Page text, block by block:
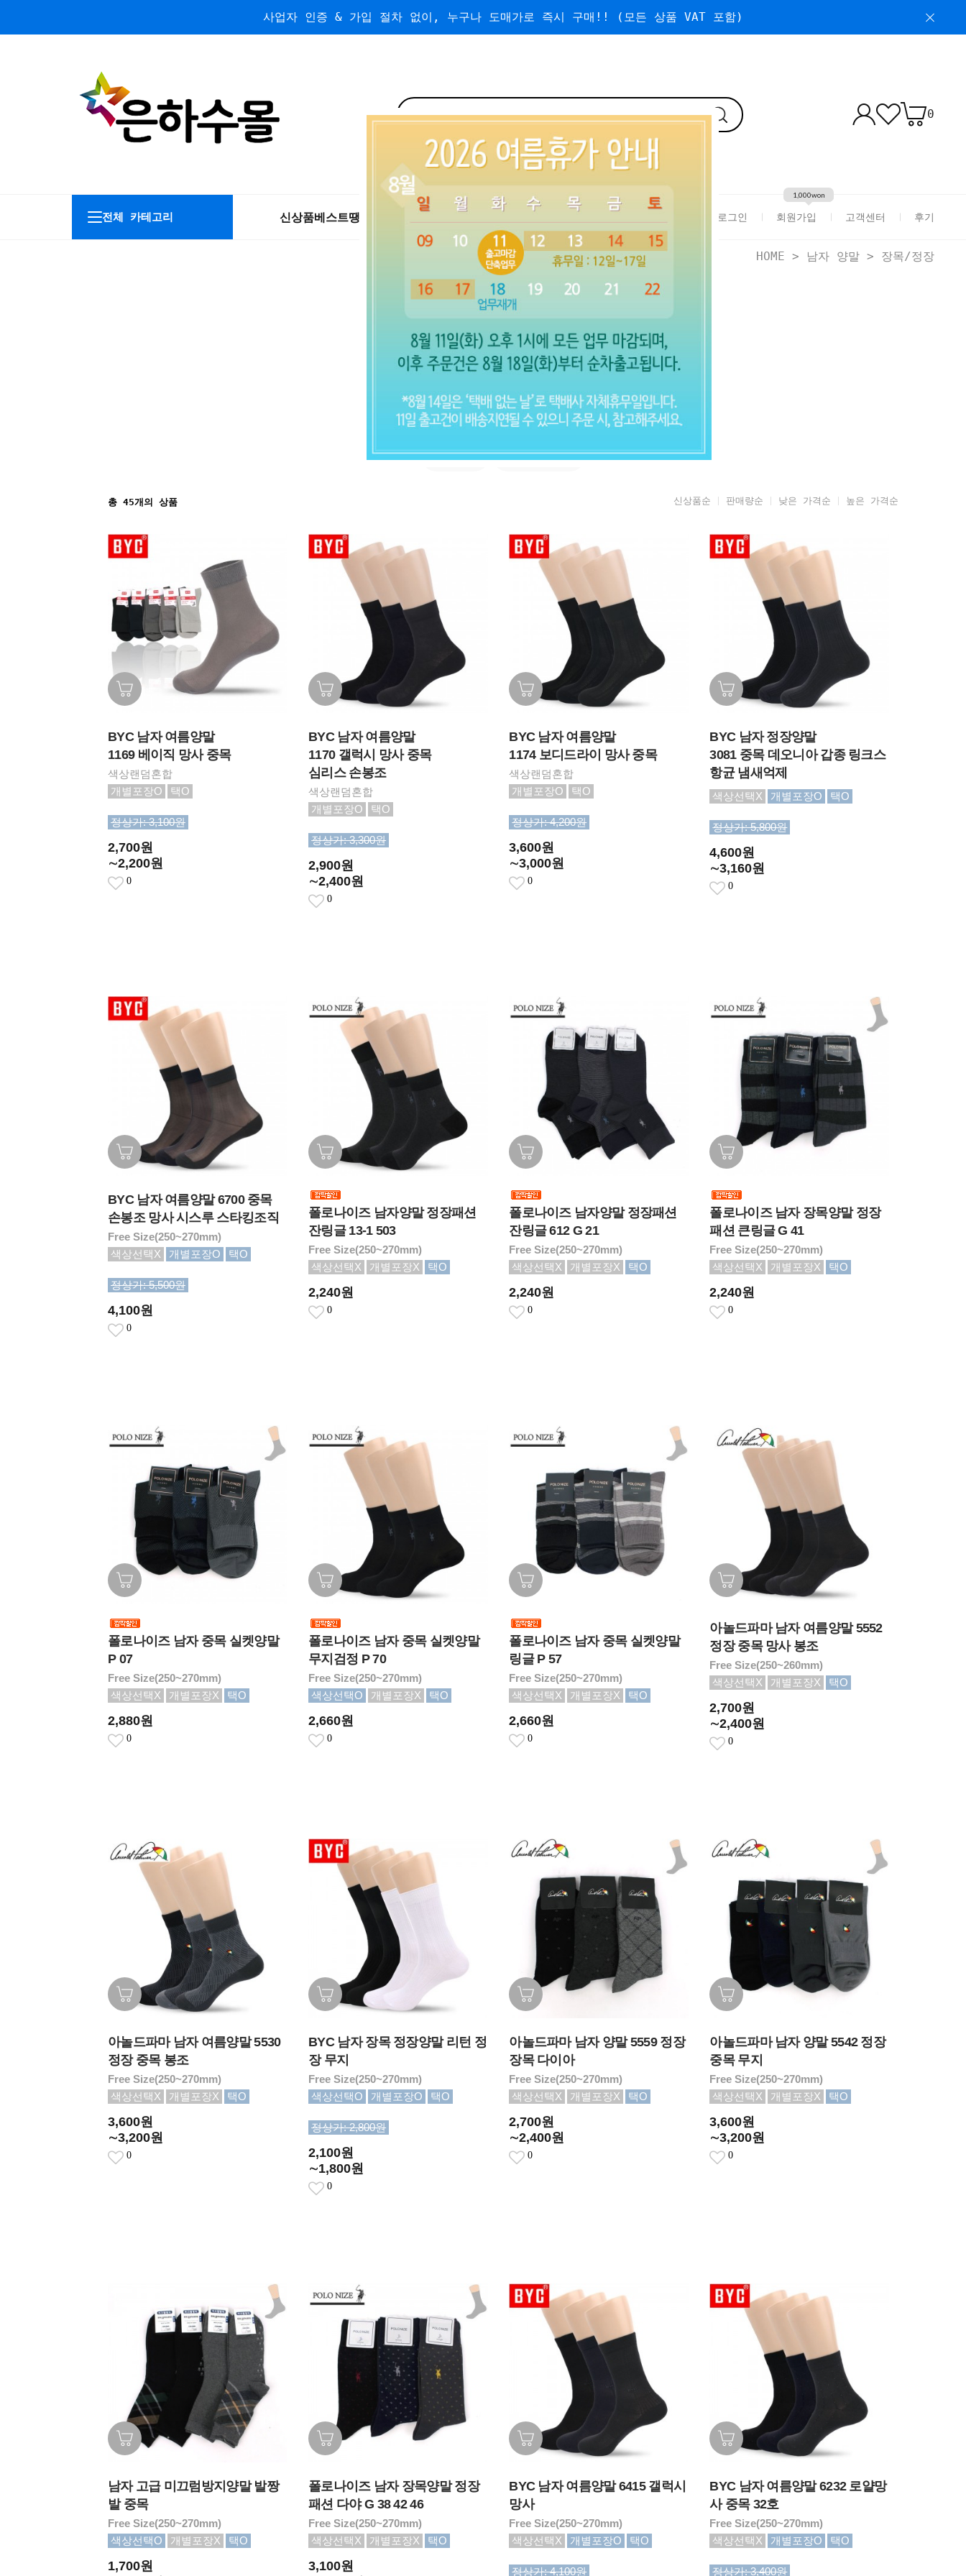
사업자 인증 & 가입 절차 없이, 누구나 도매가로 즉시 구매!! (모든 상품 VAT 포함)
0
전체 카테고리 신상품베스트땡처리/왕도매 로그인 회원가입
1,000won
고객센터 후기
HOME > 남자 양말 > 장목/정장
장목/정장
남자 양말 (전체보기)
사계절 실켓,여름용
총 45개의 상품 신상품순 판매량순 낮은 가격순 높은 가격순
BYC 남자 여름양말
1169 베이직 망사 중목
색상랜덤혼합
개별포장O
택O
정상가: 3,100원
2,700원
∼2,200원
0
BYC 남자 여름양말
1170 갤럭시 망사 중목
심리스 손봉조
색상랜덤혼합
개별포장O
택O
정상가: 3,300원
2,900원
∼2,400원
0
BYC 남자 여름양말
1174 보디드라이 망사 중목
색상랜덤혼합
개별포장O
택O
정상가: 4,200원
3,600원
∼3,000원
0
BYC 남자 정장양말
3081 중목 데오니아 갑종 링크스
항균 냄새억제
색상선택X 개별포장O 택O
정상가: 5,800원
4,600원
∼3,160원
0
BYC 남자 여름양말 6700 중목
손봉조 망사 시스루 스타킹조직
Free Size(250~270mm)
색상선택X
개별포장O 택O
정상가: 5,500원
4,100원
0
폴로나이즈 남자양말 정장패션
잔링글 13-1 503
Free Size(250~270mm)
색상선택X
개별포장X 택O
2,240원
0
폴로나이즈 남자양말 정장패션
잔링글 612 G 21
Free Size(250~270mm)
색상선택X
개별포장X 택O
2,240원
0
폴로나이즈 남자 장목양말 정장
패션 큰링글 G 41
Free Size(250~270mm)
색상선택X
개별포장X 택O
2,240원
0
폴로나이즈 남자 중목 실켓양말
P 07
Free Size(250~270mm)
색상선택X
개별포장X 택O
2,880원
0
폴로나이즈 남자 중목 실켓양말
무지검정 P 70
Free Size(250~270mm)
색상선택O
개별포장X 택O
2,660원
0
폴로나이즈 남자 중목 실켓양말
링글 P 57
Free Size(250~270mm)
색상선택X
개별포장X 택O
2,660원
0
아놀드파마 남자 여름양말 5552
정장 중목 망사 봉조
Free Size(250~260mm)
색상선택X
개별포장X 택O
2,700원
∼2,400원
0
아놀드파마 남자 여름양말 5530
정장 중목 봉조
Free Size(250~270mm)
색상선택X
개별포장X 택O
3,600원
∼3,200원
0
BYC 남자 장목 정장양말 리턴 정
장 무지
Free Size(250~270mm)
색상선택O
개별포장O 택O
정상가: 2,800원
2,100원
∼1,800원
0
아놀드파마 남자 양말 5559 정장
장목 다이아
Free Size(250~270mm)
색상선택X
개별포장X 택O
2,700원
∼2,400원
0
아놀드파마 남자 양말 5542 정장
중목 무지
Free Size(250~270mm)
색상선택X
개별포장X 택O
3,600원
∼3,200원
0
남자 고급 미끄럼방지양말 발짱
발 중목
Free Size(250~270mm)
색상선택O
개별포장X 택O
1,700원
폴로나이즈 남자 장목양말 정장
패션 다야 G 38 42 46
Free Size(250~270mm)
색상선택X
개별포장X 택O
3,100원
BYC 남자 여름양말 6415 갤럭시
망사
Free Size(250~270mm)
색상선택X
개별포장O 택O
정상가: 4,100원
BYC 남자 여름양말 6232 로얄망
사 중목 32호
Free Size(250~270mm)
색상선택X
개별포장O 택O
정상가: 3,400원